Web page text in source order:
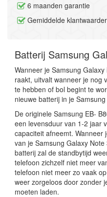
6 maanden garantie
Gemiddelde
Batterij Samsung
Wanneer je Samsung
raakt, uitvalt wanneer je nog
te hebben of bol begint te
nieuwe batterij in je
De originele Samsung EB-
een levensduur van 1-2 jaar
capaciteit afneemt. Wanneer
van je Samsung Galaxy
batterij zal de standbytijd
telefoon zichzelf niet meer
telefoon niet meer zo vaak
weer zorgeloos door zonder
moeten laden.